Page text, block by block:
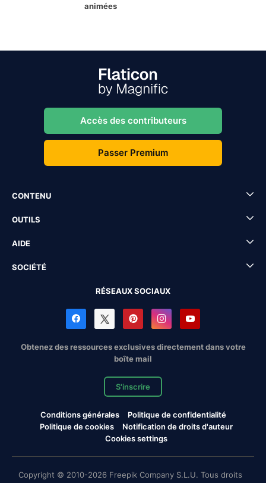
animées
Accès des contributeurs
Passer Premium
CONTENU
OUTILS
AIDE
SOCIÉTÉ
RÉSEAUX SOCIAUX
Obtenez des ressources exclusives directement dans votre
boîte mail
S'inscrire
Conditions générales
Politique de confidentialité
Politique de cookies
Notification de droits d'auteur
Cookies settings
Copyright © 2010-2026 Freepik Company S.L.U. Tous droits